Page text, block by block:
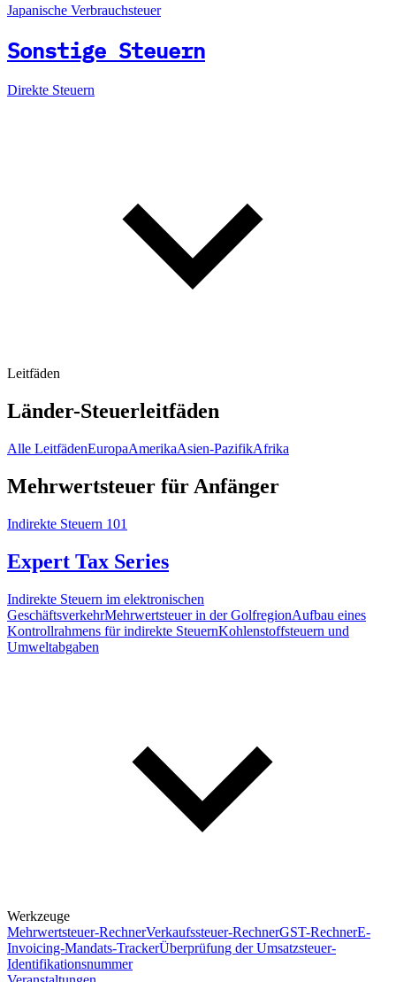
Japanische Verbrauchsteuer
Sonstige Steuern
Direkte Steuern
Leitfäden
Länder-Steuerleitfäden
Alle LeitfädenEuropaAmerikaAsien-PazifikAfrika
Mehrwertsteuer für Anfänger
Indirekte Steuern 101
Expert Tax Series
Indirekte Steuern im elektronischen
GeschäftsverkehrMehrwertsteuer in der GolfregionAufbau eines
Kontrollrahmens für indirekte SteuernKohlenstoffsteuern und
Umweltabgaben
Werkzeuge
Mehrwertsteuer-RechnerVerkaufssteuer-RechnerGST-RechnerE-
Invoicing-Mandats-TrackerÜberprüfung der Umsatzsteuer-
Identifikationsnummer